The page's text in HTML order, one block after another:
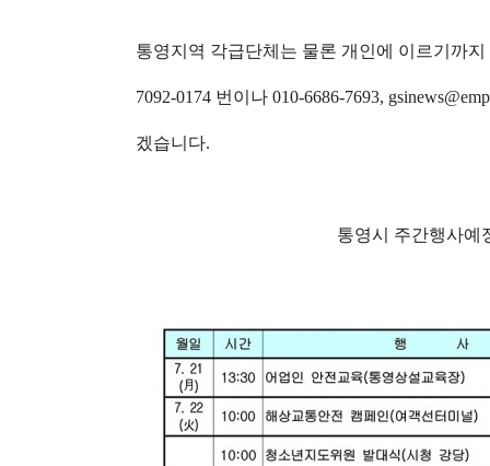
통영지역 각급단체는 물론 개인에 이르기까
7092-0174 번이나 010-6686-7693,
겠습니다.
통영시 주간행사예